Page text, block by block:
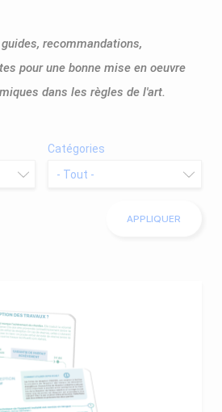
recommandations,
pour une bonne mise en oeuvre
dans les règles de l'art.
Catégories